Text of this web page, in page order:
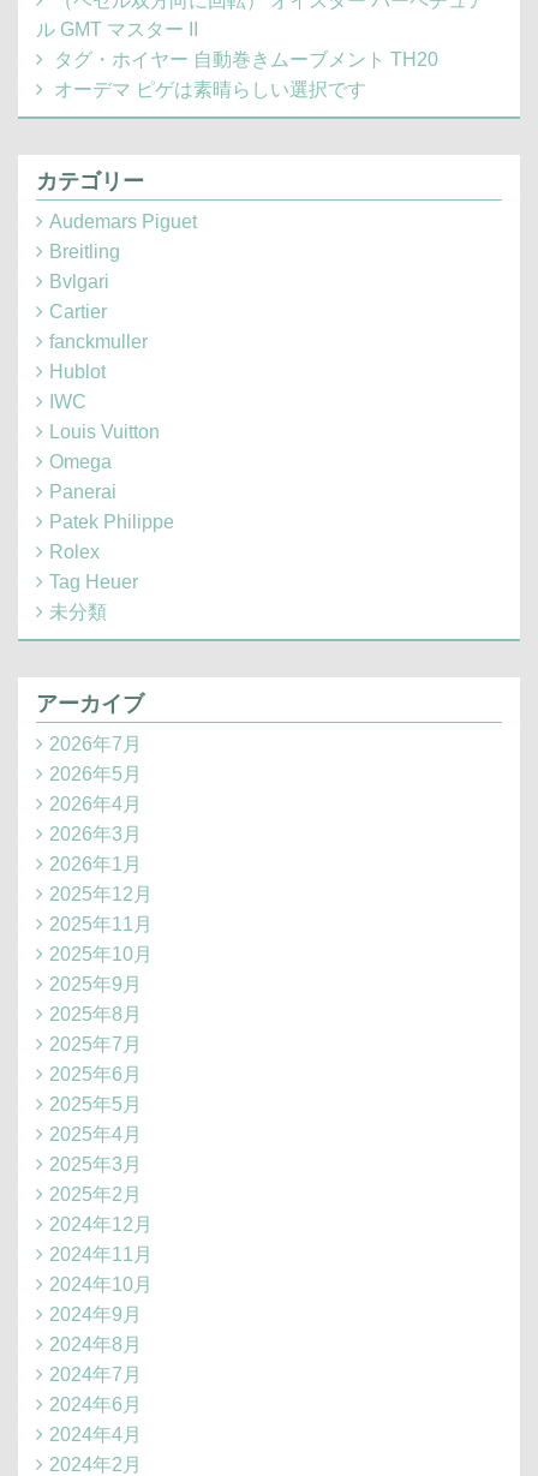
ル GMT マスター II
タグ・ホイヤー 自動巻きムーブメント TH20
オーデマ ピゲは素晴らしい選択です
カテゴリー
Audemars Piguet
Breitling
Bvlgari
Cartier
fanckmuller
Hublot
IWC
Louis Vuitton
Omega
Panerai
Patek Philippe
Rolex
Tag Heuer
未分類
アーカイブ
2026年7月
2026年5月
2026年4月
2026年3月
2026年1月
2025年12月
2025年11月
2025年10月
2025年9月
2025年8月
2025年7月
2025年6月
2025年5月
2025年4月
2025年3月
2025年2月
2024年12月
2024年11月
2024年10月
2024年9月
2024年8月
2024年7月
2024年6月
2024年4月
2024年2月